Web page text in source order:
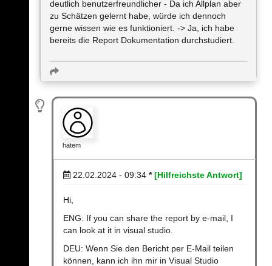
deutlich benutzerfreundlicher - Da ich Allplan aber
zu Schätzen gelernt habe, würde ich dennoch
gerne wissen wie es funktioniert. -> Ja, ich habe
bereits die Report Dokumentation durchstudiert.
hatem
22.02.2024 - 09:34 * [Hilfreichste Antwort]
Hi,
ENG: If you can share the report by e-mail, I
can look at it in visual studio.
DEU: Wenn Sie den Bericht per E-Mail teilen
können, kann ich ihn mir in Visual Studio